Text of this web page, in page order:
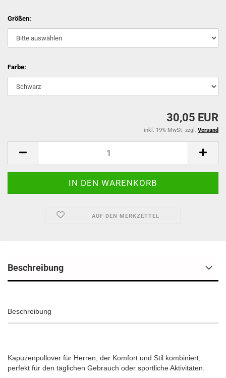
Größen:
Farbe:
30,05 EUR
inkl. 19% MwSt. zzgl. Versand
AUF DEN MERKZETTEL
Beschreibung
Beschreibung
Kapuzenpullover für Herren, der Komfort und Stil kombiniert,
perfekt für den täglichen Gebrauch oder sportliche Aktivitäten.